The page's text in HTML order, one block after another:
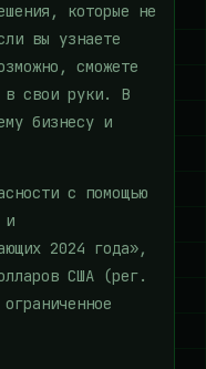
которые не
вы узнаете
сможете
в свои руки. В
бизнесу и
с помощью
и
2024 года»,
США (рег.